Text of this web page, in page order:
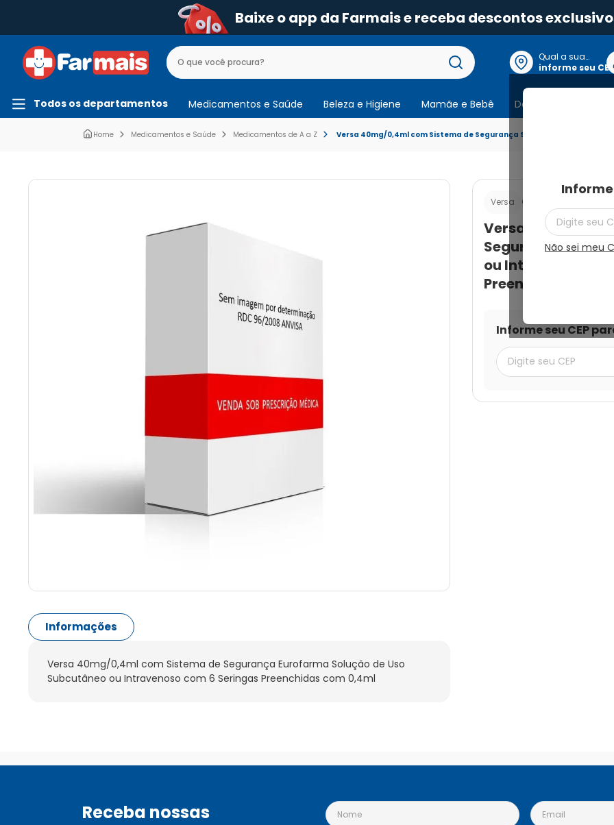
Baixe o app da Farmais e receba descontos
Qual a sua
localização?
informe seu CEP
Não sei meu
Todos os departamentos Medicamentos e Saúde Beleza e Higiene Mamãe e Bebê Dermocosmeticos
Medicamentos e Saúde Medicamentos de A a Z Versa 40mg/0,4ml com Sistema de Segurança Solução de Uso
Informações
Versa 40mg/0,4ml com Sistema de Segurança Eurofarma Solução de Uso
Subcutâneo ou Intravenoso com 6 Seringas Preenchidas com 0,4ml
Versa Cod.:
Versa 40mg/
Segurança
ou Intravenoso
Preenchidas com
Informe seu CEP
Receba nossas